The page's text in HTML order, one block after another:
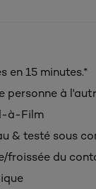
en 15 minutes.*
personne à
à-Film
& testé sous
froissée du